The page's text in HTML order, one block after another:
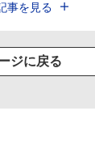
事を見る
ジに戻る